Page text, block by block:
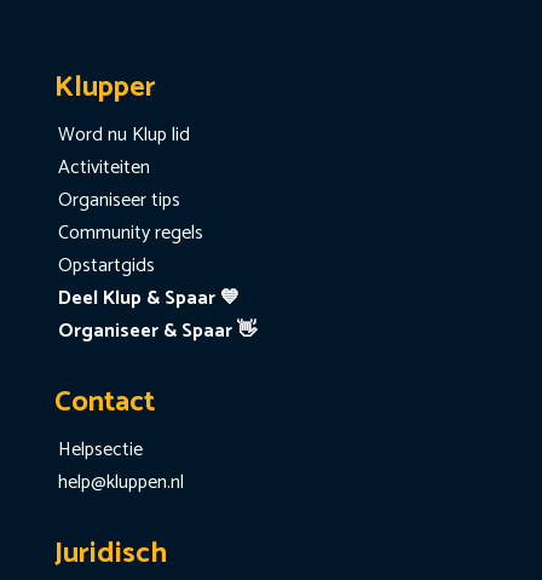
Klupper
Word nu Klup lid
Activiteiten
Organiseer tips
Community regels
Opstartgids
Deel Klup & Spaar 💙
Organiseer & Spaar 👋
Contact
Helpsectie
help@kluppen.nl
Juridisch